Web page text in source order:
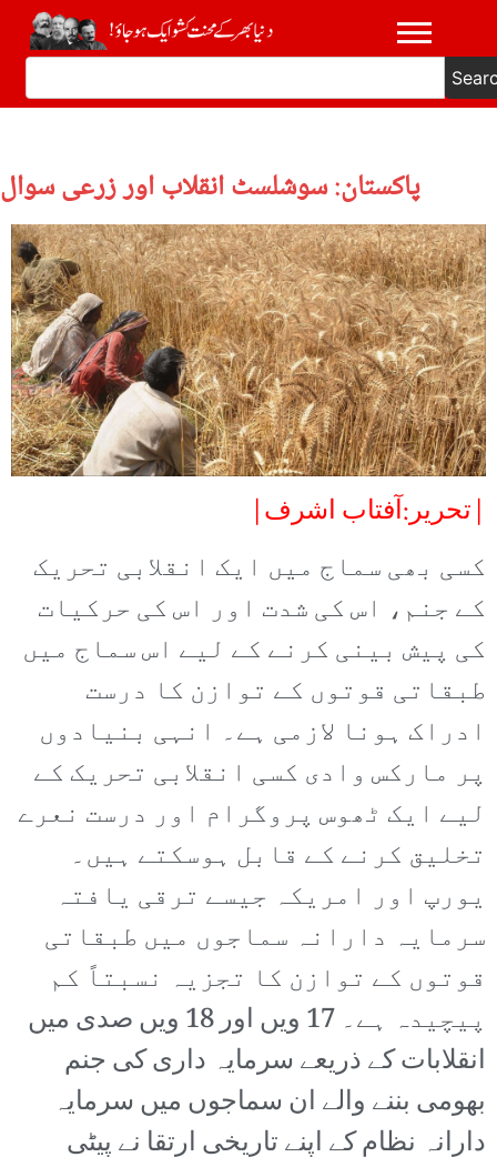
پاکستان: سوشلسٹ انقلاب اور زرعی سوال
|تحریر:آفتاب اشرف|
کسی بھی سماج میں ایک انقلابی تحریک
کے جنم، اس کی شدت اور اس کی حرکیات
کی پیش بینی کرنے کے لیے اس سماج میں
طبقاتی قوتوں کے توازن کا درست
ادراک ہونا لازمی ہے۔ انہی بنیادوں
پر مارکس وادی کسی انقلابی تحریک کے
لیے ایک ٹھوس پروگرام اور درست نعرے
تخلیق کرنے کے قابل ہوسکتے ہیں۔
یورپ اور امریکہ جیسے ترقی یافتہ
سرمایہ دارانہ سماجوں میں طبقاتی
قوتوں کے توازن کا تجزیہ نسبتاً کم
پیچیدہ ہے۔ 17 ویں اور 18 ویں صدی میں
انقلابات کے ذریعے سرمایہ داری کی جنم
بھومی بننے والے ان سماجوں میں سرمایہ
دارانہ نظام کے اپنے تاریخی ارتقا نے پیٹی